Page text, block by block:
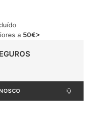
a 50€>